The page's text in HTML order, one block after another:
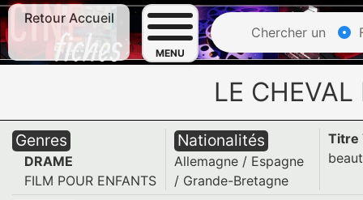
Retour Accueil
MENU
Chercher un
LE
Genres
DRAME
FILM POUR ENFANTS
Nationalités
Allemagne / Espagne
/ Grande-Bretagne
Titre